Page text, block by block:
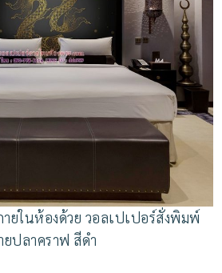
ยในห้องด้วย วอลเปเปอร์สั่งพิมพ์
ยปลาคราฟ สีดำ